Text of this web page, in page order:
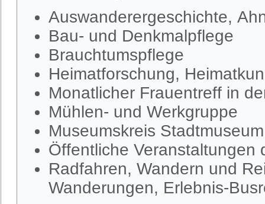
Auswanderergeschichte,
Bau- und Denkmalpflege
Brauchtumspflege
Heimatforschung,
Monatlicher Frauentreff in
Mühlen- und Werkgruppe
Museumskreis
Öffentliche Veranstaltungen
Radfahren, Wandern und
Wanderungen, Erlebnis-